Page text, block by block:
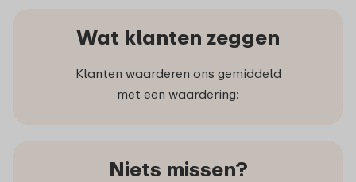
Wat klanten zeggen
Klanten waarderen ons gemiddeld
met een waardering:
Niets missen?